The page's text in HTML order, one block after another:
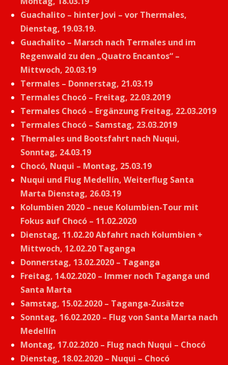
Guachalito – hinter Jovi – vor Thermales,
Dienstag, 19.03.19.
Guachalito – Marsch nach Termales und im
Regenwald zu den „Quatro Encantos“ –
Mittwoch, 20.03.19
Termales – Donnerstag, 21.03.19
Termales Chocó – Freitag, 22.03.2019
Termales Chocó – Ergänzung Freitag, 22.03.2019
Termales Chocó – Samstag, 23.03.2019
Thermales und Bootsfahrt nach Nuqui,
Sonntag, 24.03.19
Chocó, Nuqui – Montag, 25.03.19
Nuqui und Flug Medellín, Weiterflug Santa
Marta Dienstag, 26.03.19
Kolumbien 2020 – neue Kolumbien-Tour mit
Fokus auf Chocó – 11.02.2020
Dienstag, 11.02.20 Abfahrt nach Kolumbien +
Mittwoch, 12.02.20 Taganga
Donnerstag, 13.02.2020 – Taganga
Freitag, 14.02.2020 – Immer noch Taganga und
Santa Marta
Samstag, 15.02.2020 – Taganga-Zusätze
Sonntag, 16.02.2020 – Flug von Santa Marta nach
Medellín
Montag, 17.02.2020 – Flug nach Nuqui – Chocó
Dienstag, 18.02.2020 – Nuqui – Chocó